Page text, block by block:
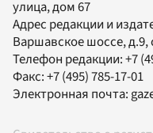
улица, дом 67
Адрес редакции и
Варшавское шоссе, д.9,
Телефон редакции:+7
Факс:+7 (495) 785-17-01
Электронная почта: